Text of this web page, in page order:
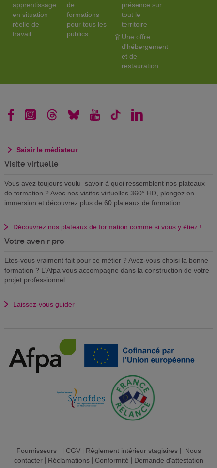
apprentissage
en situation
réelle de
travail
de
formations
pour tous les
publics
présence sur
tout le
territoire
Une offre
d'hébergement
et de
restauration
Saisir le médiateur
Visite virtuelle
Vous avez toujours voulu savoir à quoi ressemblent nos plateaux
de formation ? Avec nos visites virtuelles 360° HD, plongez en
immersion et découvrez plus de 60 plateaux de formation.
Découvrez nos plateaux de formation comme si vous y étiez !
Votre avenir pro
Etes-vous vraiment fait pour ce métier ? Avez-vous choisi la bonne
formation ? L'Afpa vous accompagne dans la construction de votre
projet professionnel
Laissez-vous guider
Fournisseurs| CGV| Règlement intérieur stagiaires| Nous
contacter| Réclamations| Conformité Demande d'attestation